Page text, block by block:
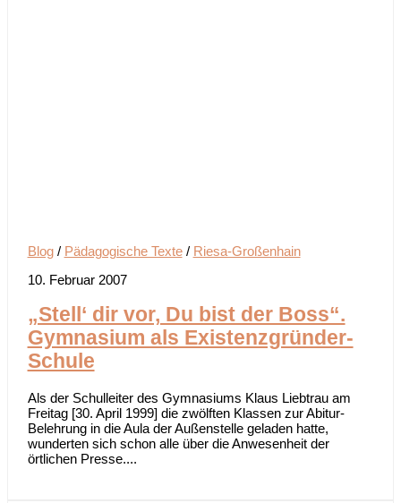
Blog/ Pädagogische Texte/ Riesa-Großenhain
10. Februar 2007
„Stell‘ dir vor, Du bist der Boss“.
Gymnasium als Existenzgründer-
Schule
Als der Schulleiter des Gymnasiums Klaus Liebtrau am
Freitag [30. April 1999] die zwölften Klassen zur Abitur-
Belehrung in die Aula der Außenstelle geladen hatte,
wunderten sich schon alle über die Anwesenheit der
örtlichen Presse....